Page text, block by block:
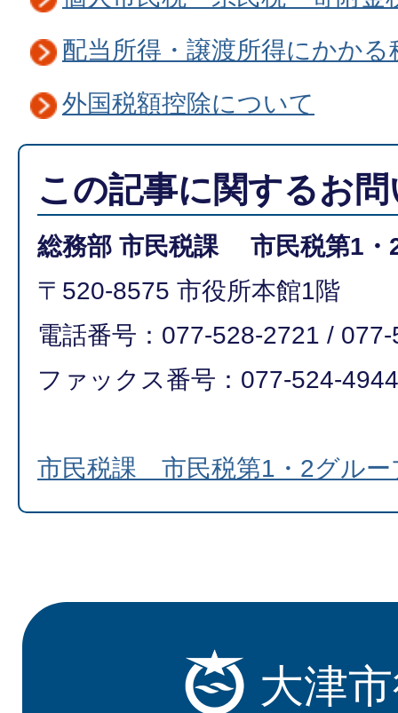
配当所得・譲渡所得にかか
外国税額控除について
この記事に関するお
総務部 市民税課 市民税第1・
〒520-8575 市役所本館1階
電話番号：077-528-2721 /
ファックス番号：077-524-4944
市民税課 市民税第1・2グルー
大津